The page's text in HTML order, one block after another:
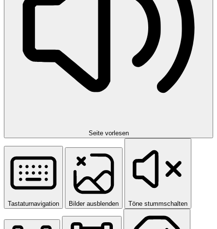
Seite vorlesen
Tastaturnavigation Bilder ausblenden Töne stummschalten